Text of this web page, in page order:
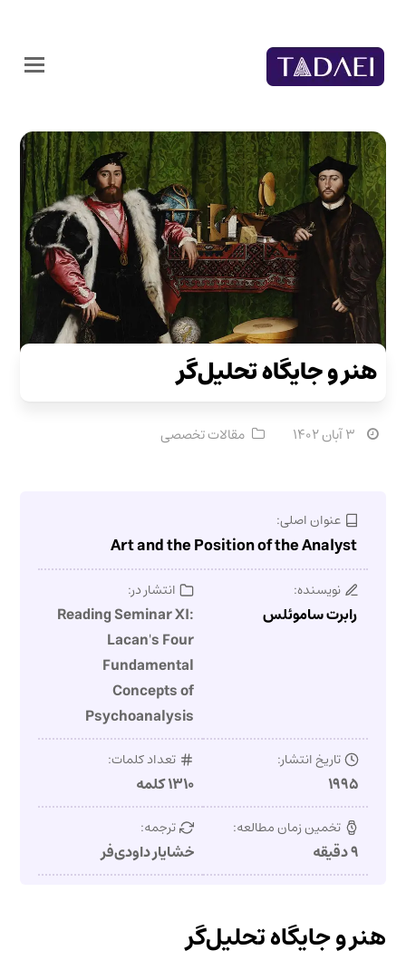
هنر و جایگاه تحلیل‌گر
۳ آبان ۱۴۰۲ مقالات تخصصی
عنوان اصلی:
Art and the Position of the Analyst
نویسنده:
رابرت ساموئلس
انتشار در:
Reading Seminar XI:
Lacan's Four
Fundamental
Concepts of
Psychoanalysis
تاریخ انتشار:
۱۹۹۵
تعداد کلمات:
۱۳۱۰ کلمه
تخمین زمان مطالعه:
۹ دقیقه
ترجمه:
خشایار داودی‌فر
هنر و جایگاه تحلیل‌گر